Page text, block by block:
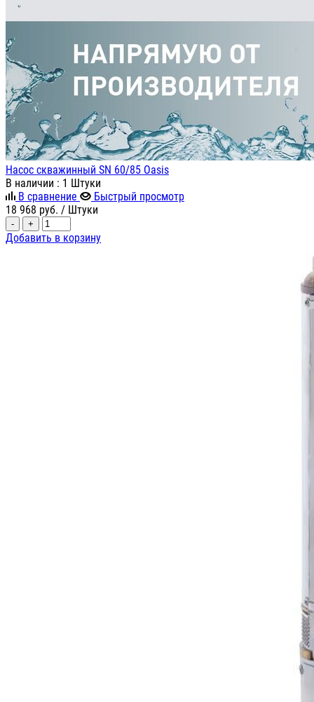
Насос скважинный SN 60/85 Oasis
В наличии : 1 Штуки
В сравнение
Быстрый просмотр
18 968 руб. / Штуки
- +
Добавить в корзину